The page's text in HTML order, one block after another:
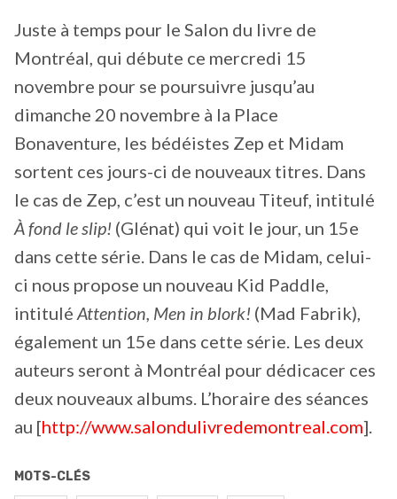
Juste à temps pour le Salon du livre de
Montréal, qui débute ce mercredi 15
novembre pour se poursuivre jusqu’au
dimanche 20 novembre à la Place
Bonaventure, les bédéistes Zep et Midam
sortent ces jours-ci de nouveaux titres. Dans
le cas de Zep, c’est un nouveau Titeuf, intitulé
À fond le slip! (Glénat) qui voit le jour, un 15e
dans cette série. Dans le cas de Midam, celui-
ci nous propose un nouveau Kid Paddle,
intitulé Attention, Men in blork! (Mad Fabrik),
également un 15e dans cette série. Les deux
auteurs seront à Montréal pour dédicacer ces
deux nouveaux albums. L’horaire des séances
au [http://www.salondulivredemontreal.com].
MOTS-CLÉS